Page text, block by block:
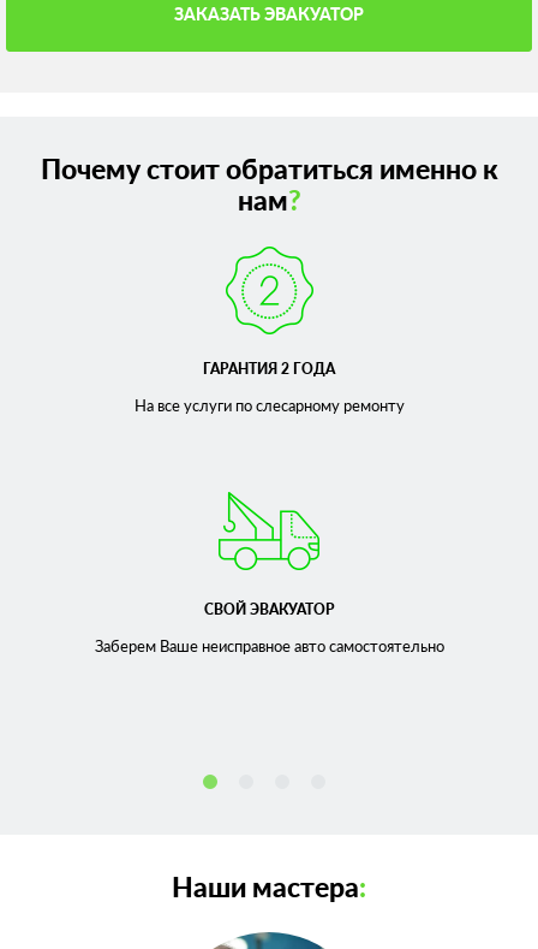
ЗАКАЗАТЬ ЭВАКУАТОР
Почему стоит обратиться именно к
нам?
ГАРАНТИЯ 2 ГОДА
На все услуги по слесарномуремонту
СВОЙ ЭВАКУАТОР
Заберем Ваше неисправноеавто самостоятельно
Наши мастера: